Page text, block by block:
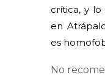
crítica, y lo
en
es
No